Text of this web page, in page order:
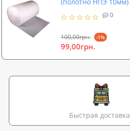
0
100,00грн. -1%
99,00грн.
Быстрая доставка